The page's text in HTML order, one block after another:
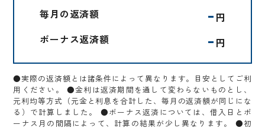
毎月の返済額 - 円
ボーナス返済額
- 円
●実際の返済額とは諸条件によって異なります。目安としてご利
用ください。 ●金利は返済期間を通して変わらないものとし、
元利均等方式（元金と利息を合計した、毎月の返済額が同じにな
る）で計算しました。 ●ボーナス返済については、借入日とボ
ーナス月の間隔によって、計算の結果が少し異なります。 ●初